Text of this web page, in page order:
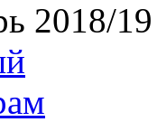
2018/19